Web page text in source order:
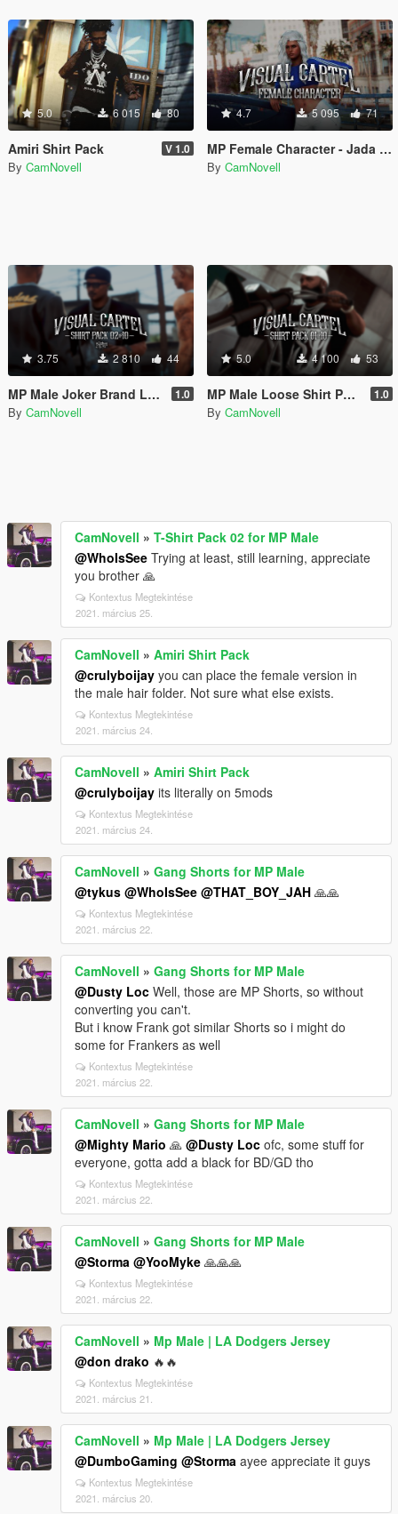
5.0 6 015 80
Amiri Shirt Pack V 1.0
By CamNovell
4.7 5 095 71
MP Female Character - Jada [Menyoo]
By CamNovell
3.75 2 810 44
MP Male Joker Brand Loose Shirt Pack 1.0
By CamNovell
5.0 4 100 53
MP Male Loose Shirt Pack 1.0
By CamNovell
CamNovell » T-Shirt Pack 02 for MP Male
@WhoIsSee Trying at least, still learning, appreciate
you brother 🙏
Kontextus Megtekintése
2021. március 25.
CamNovell » Amiri Shirt Pack
@crulyboijay you can place the female version in
the male hair folder. Not sure what else exists.
Kontextus Megtekintése
2021. március 24.
CamNovell » Amiri Shirt Pack
@crulyboijay its literally on 5mods
Kontextus Megtekintése
2021. március 24.
CamNovell » Gang Shorts for MP Male
@tykus @WhoIsSee @THAT_BOY_JAH 🙏🙏
Kontextus Megtekintése
2021. március 22.
CamNovell » Gang Shorts for MP Male
@Dusty Loc Well, those are MP Shorts, so without
converting you can't.
But i know Frank got similar Shorts so i might do
some for Frankers as well
Kontextus Megtekintése
2021. március 22.
CamNovell » Gang Shorts for MP Male
@Mighty Mario 🙏 @Dusty Loc ofc, some stuff for
everyone, gotta add a black for BD/GD tho
Kontextus Megtekintése
2021. március 22.
CamNovell » Gang Shorts for MP Male
@Storma @YooMyke 🙏🙏🙏
Kontextus Megtekintése
2021. március 22.
CamNovell » Mp Male | LA Dodgers Jersey
@don drako 🔥🔥
Kontextus Megtekintése
2021. március 21.
CamNovell » Mp Male | LA Dodgers Jersey
@DumboGaming @Storma ayee appreciate it guys
Kontextus Megtekintése
2021. március 20.